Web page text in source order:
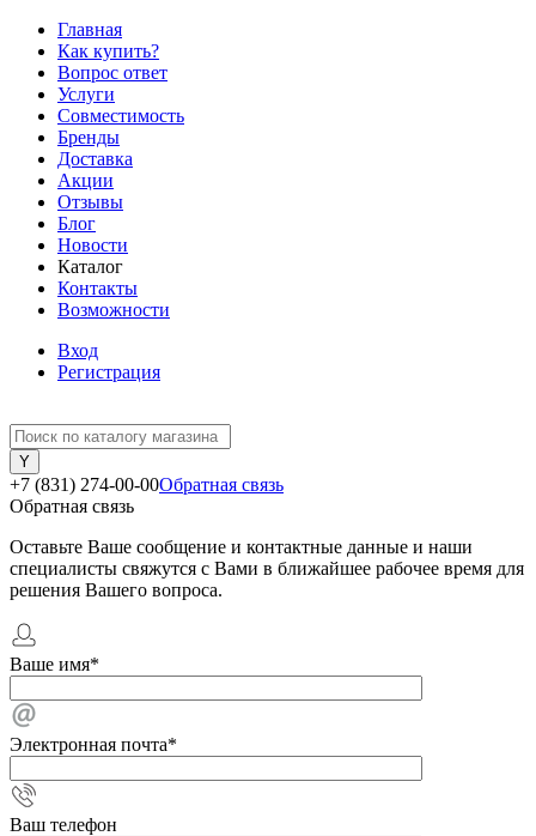
Главная
Как купить?
Вопрос ответ
Услуги
Совместимость
Бренды
Доставка
Акции
Отзывы
Блог
Новости
Каталог
Контакты
Возможности
Вход
Регистрация
+7 (831) 274-00-00Обратная связь
Обратная связь
Оставьте Ваше сообщение и контактные данные и наши
специалисты свяжутся с Вами в ближайшее рабочее время для
решения Вашего вопроса.
Ваше имя*
Электронная почта*
Ваш телефон